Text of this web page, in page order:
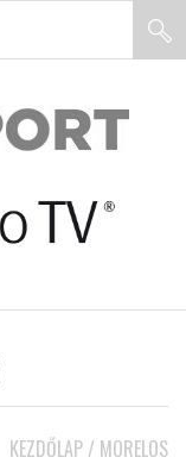
KEZDŐLAP / MORELOS